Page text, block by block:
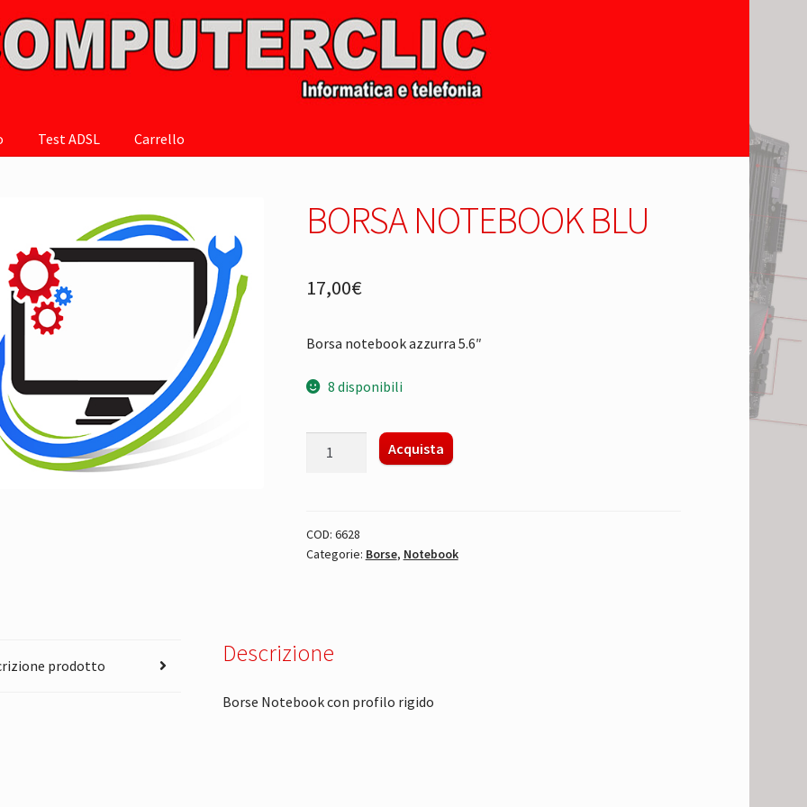
Test ADSL Carrello
BORSA NOTEBOOK BLU
17,00€
Borsa notebook azzurra 5.6″
8 disponibili
NOTEBOOK
Acquista
COD: 6628
Categorie: Borse, Notebook
prodotto Descrizione
Borse Notebook con profilo rigido